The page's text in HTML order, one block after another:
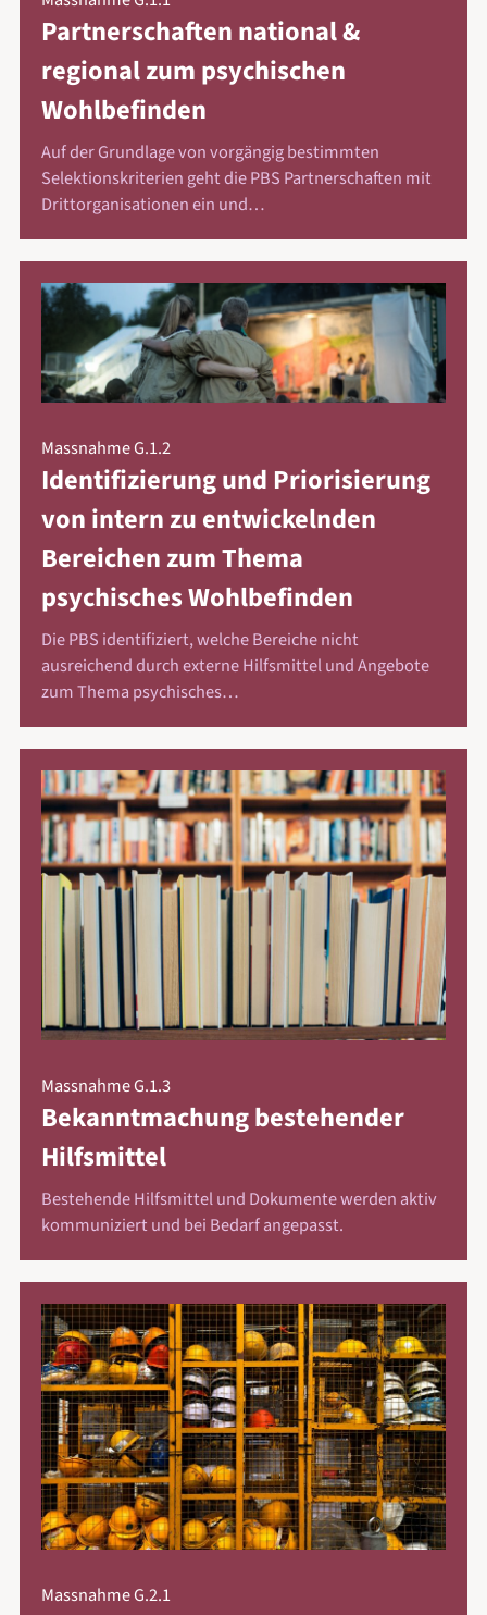
Partnerschaften national &
regional zum psychischen
Wohlbefinden
Auf der Grundlage von vorgängig bestimmten
Selektionskriterien geht die PBS Partnerschaften mit
Drittorganisationen ein und…
Massnahme G.1.2
Identifizierung und Priorisierung
von intern zu entwickelnden
Bereichen zum Thema
psychisches Wohlbefinden
Die PBS identifiziert, welche Bereiche nicht
ausreichend durch externe Hilfsmittel und Angebote
zum Thema psychisches…
Massnahme G.1.3
Bekanntmachung bestehender
Hilfsmittel
Bestehende Hilfsmittel und Dokumente werden aktiv
kommuniziert und bei Bedarf angepasst.
Massnahme G.2.1